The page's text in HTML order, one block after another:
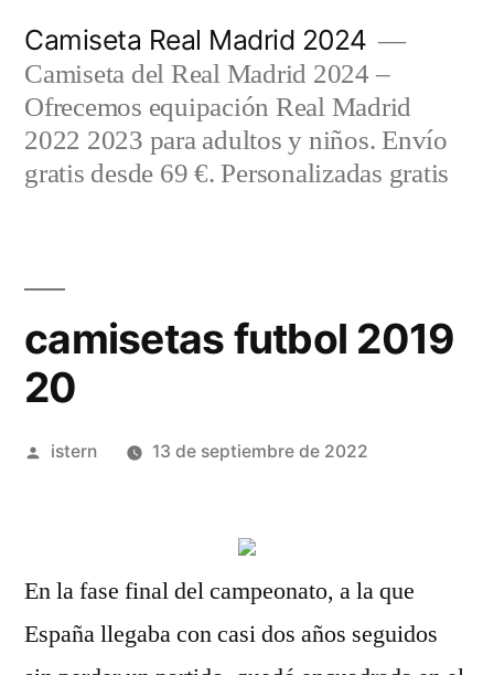
contenido
Camiseta Real Madrid 2024
Camiseta del Real Madrid 2024 –
Ofrecemos equipación Real Madrid
2022 2023 para adultos y niños. Envío
gratis desde 69 €. Personalizadas gratis
camisetas futbol 2019
20
Publicado
istern 13 de septiembre de 2022
En la fase final del campeonato, a la que
España llegaba con casi dos años seguidos